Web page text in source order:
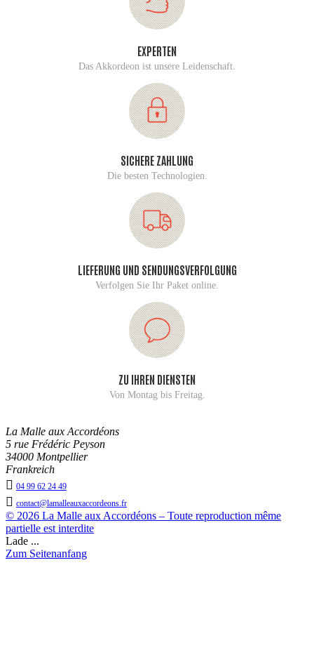
EXPERTEN
Das Akkordeon ist unsere Leidenschaft.
SICHERE ZAHLUNG
Die besten Technologien.
LIEFERUNG UND SENDUNGSVERFOLGUNG
Verfolgen Sie Ihr Paket online.
ZU IHREN DIENSTEN
Von Montag bis Freitag.
La Malle aux Accordéons
5 rue Frédéric Peyson
34000 Montpellier
Frankreich
 04 99 62 24 49
 contact@lamalleauxaccordeons.fr
© 2026 La Malle aux Accordéons – Toute reproduction même
partielle est interdite
Lade ...
Zum Seitenanfang